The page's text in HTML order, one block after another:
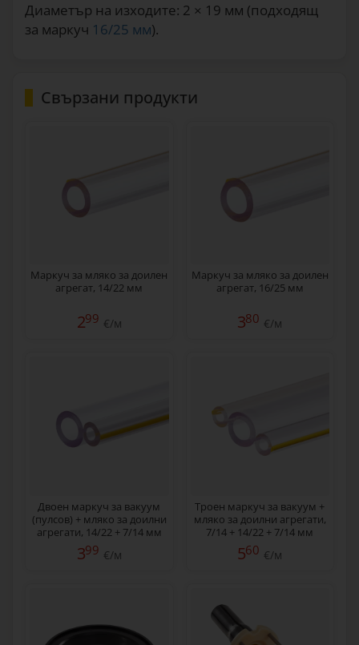
Диаметър на изходите: 2 × 19 мм (подходящ
за маркуч 16/25 мм).
Свързани продукти
Маркуч за мляко за доилен
агрегат, 14/22 мм
299 €/м
Маркуч за мляко за доилен
агрегат, 16/25 мм
380 €/м
Двоен маркуч за вакуум
(пулсов) + мляко за доилни
агрегати, 14/22 + 7/14 мм
399 €/м
Троен маркуч за вакуум +
мляко за доилни агрегати,
7/14 + 14/22 + 7/14 мм
560 €/м